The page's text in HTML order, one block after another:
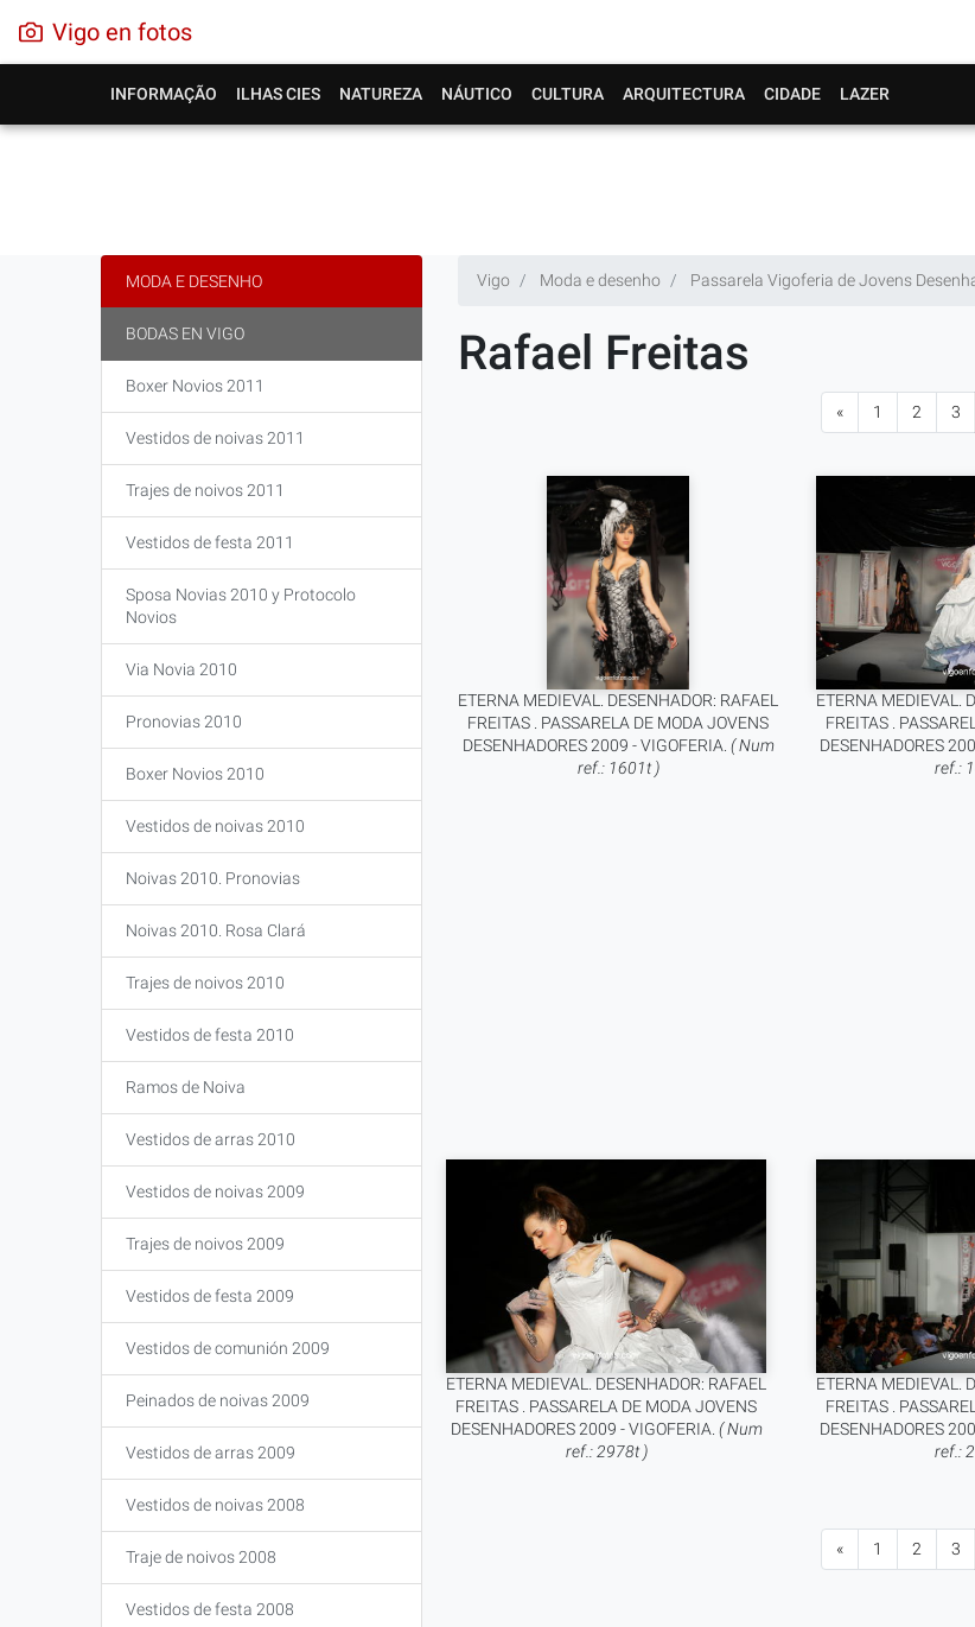
Vigo en fotos
INFORMAÇÃO ILHAS CIES NATUREZA NÁUTICO CULTURA ARQUITECTURA CIDADE LAZER
Vigo Moda e desenho Passarela Vigoferia de Jovens
Rafael Freitas
« 1 2 3
ETERNA MEDIEVAL. DESENHADOR: RAFAEL
FREITAS . PASSARELA DE MODA JOVENS
DESENHADORES 2009 - VIGOFERIA. ( Num
ref.: 1601t )
ETERNA MEDIEVAL.
FREITAS .
DESENHADORES
ref.:
ETERNA MEDIEVAL. DESENHADOR: RAFAEL
FREITAS . PASSARELA DE MODA JOVENS
DESENHADORES 2009 - VIGOFERIA. ( Num
ref.: 2978t )
ETERNA MEDIEVAL.
FREITAS .
DESENHADORES
ref.:
« 1 2 3
MODA E DESENHO
BODAS EN VIGO
Boxer Novios 2011
Vestidos de noivas 2011
Trajes de noivos 2011
Vestidos de festa 2011
Sposa Novias 2010 y Protocolo
Novios
Via Novia 2010
Pronovias 2010
Boxer Novios 2010
Vestidos de noivas 2010
Noivas 2010. Pronovias
Noivas 2010. Rosa Clará
Trajes de noivos 2010
Vestidos de festa 2010
Ramos de Noiva
Vestidos de arras 2010
Vestidos de noivas 2009
Trajes de noivos 2009
Vestidos de festa 2009
Vestidos de comunión 2009
Peinados de noivas 2009
Vestidos de arras 2009
Vestidos de noivas 2008
Traje de noivos 2008
Vestidos de festa 2008